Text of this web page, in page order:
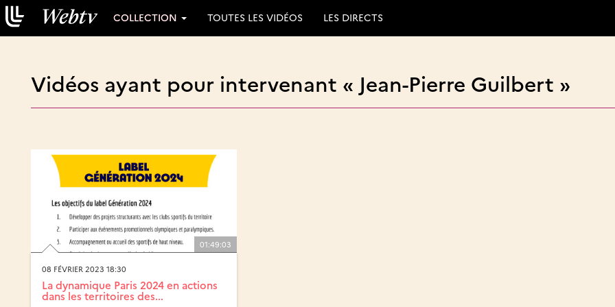
COLLECTION TOUTES LES VIDÉOS LES DIRECTS
Vidéos ayant pour intervenant « Jean-Pierre Guilbert »
01:49:03
08 FÉVRIER 2023 18:30
La dynamique Paris 2024 en actions
dans les territoires des...